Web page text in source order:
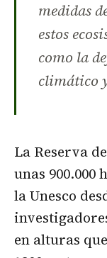
medidas
estos
como la
climático
La Reserva
unas 900.000
la Unesco
en alturas